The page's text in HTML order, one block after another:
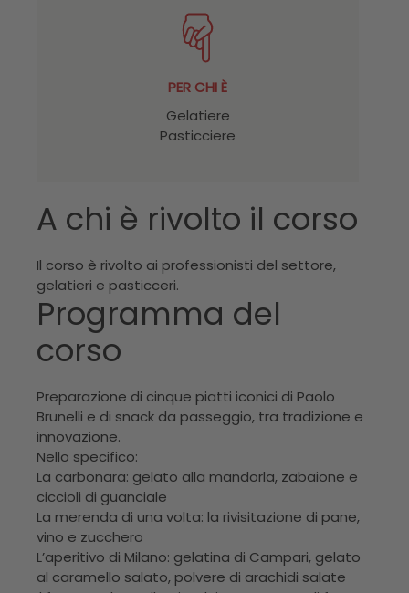
PER CHI È
Gelatiere
Pasticciere
A chi è rivolto il corso
Il corso è rivolto ai professionisti del settore,
gelatieri e pasticceri.
Programma del
corso
Preparazione di cinque piatti iconici di Paolo
Brunelli e di snack da passeggio, tra tradizione e
innovazione.
Nello specifico:
La carbonara: gelato alla mandorla, zabaione e
ciccioli di guanciale
La merenda di una volta: la rivisitazione di pane,
vino e zucchero
L’aperitivo di Milano: gelatina di Campari, gelato
al caramello salato, polvere di arachidi salate